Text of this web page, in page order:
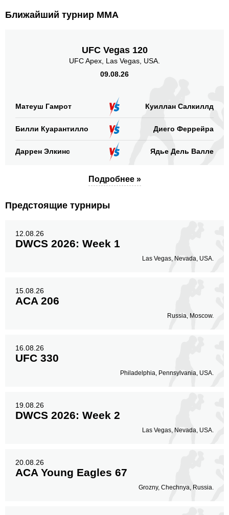
Ближайший турнир ММА
UFC Vegas 120
UFC Apex, Las Vegas, USA.
09.08.26
Матеуш Гамрот Куиллан Салкиллд
Билли Куарантилло Диего Феррейра
Даррен Элкинс Ядье Дель Валле
Подробнее »
Предстоящие турниры
12.08.26
DWCS 2026: Week 1
Las Vegas, Nevada, USA.
15.08.26
ACA 206
Russia, Moscow.
16.08.26
UFC 330
Philadelphia, Pennsylvania, USA.
19.08.26
DWCS 2026: Week 2
Las Vegas, Nevada, USA.
20.08.26
ACA Young Eagles 67
Grozny, Chechnya, Russia.